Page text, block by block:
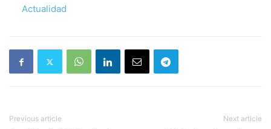
Respecto a
Actualidad
Previous article Next article